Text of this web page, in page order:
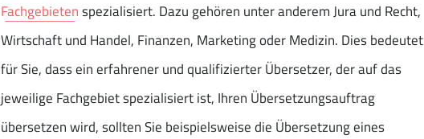
Fachgebietenspezialisiert. Dazu gehören unter anderem Jura und Recht,
Wirtschaft und Handel, Finanzen, Marketing oder Medizin. Dies bedeutet
für Sie, dass ein erfahrener und qualifizierter Übersetzer, der auf das
jeweilige Fachgebiet spezialisiert ist, Ihren Übersetzungsauftrag
übersetzen wird, sollten Sie beispielsweise die Übersetzung eines